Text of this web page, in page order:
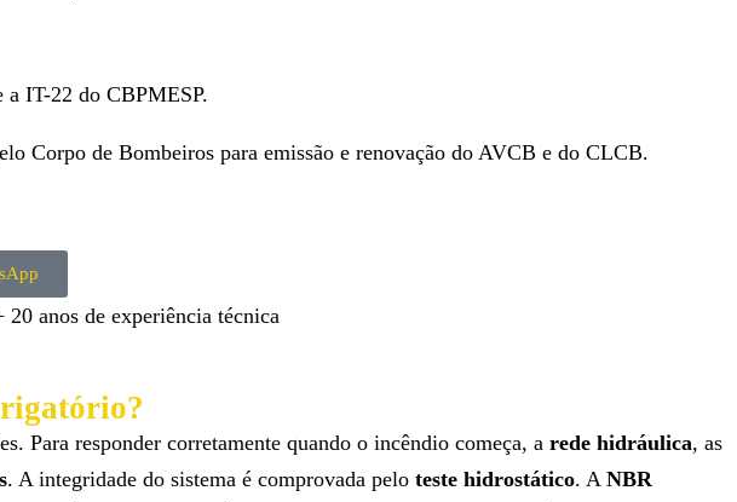
a IT-22 do CBPMESP.
Corpo de Bombeiros para emissão e renovação do AVCB e do CLCB.
20 anos de experiência técnica
Para responder corretamente quando o incêndio começa, a rede hidráulica, as
. A integridade do sistema é comprovada pelo teste hidrostático. A NBR